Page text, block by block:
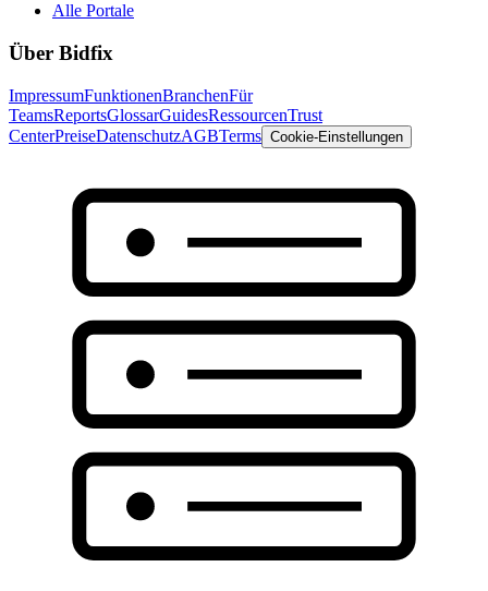
Alle Portale
Über Bidfix
ImpressumFunktionenBranchenFür
TeamsReportsGlossarGuidesRessourcenTrust
CenterPreiseDatenschutzAGBTerms Cookie-Einstellungen